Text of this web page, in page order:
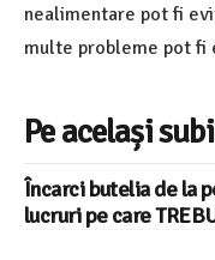
nealimentare pot fi
multe probleme pot fi
Pe același
Încarci butelia de la
lucruri pe care